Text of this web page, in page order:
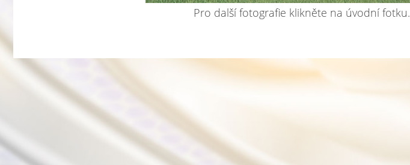
Pro další fotografie klikněte na úvodní fotku.